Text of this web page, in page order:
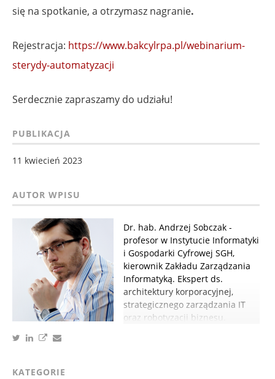
się na spotkanie, a otrzymasz nagranie.
Rejestracja: https://www.bakcylrpa.pl/webinarium-
sterydy-automatyzacji
Serdecznie zapraszamy do udziału!
PUBLIKACJA
11 kwiecień 2023
Dr. hab. Andrzej Sobczak -
profesor w Instytucie Informatyki
i Gospodarki Cyfrowej SGH,
kierownik Zakładu Zarządzania
Informatyką. Ekspert ds.
architektury korporacyjnej,
strategicznego zarządzania IT
oraz robotyzacji biznesu.
KATEGORIE